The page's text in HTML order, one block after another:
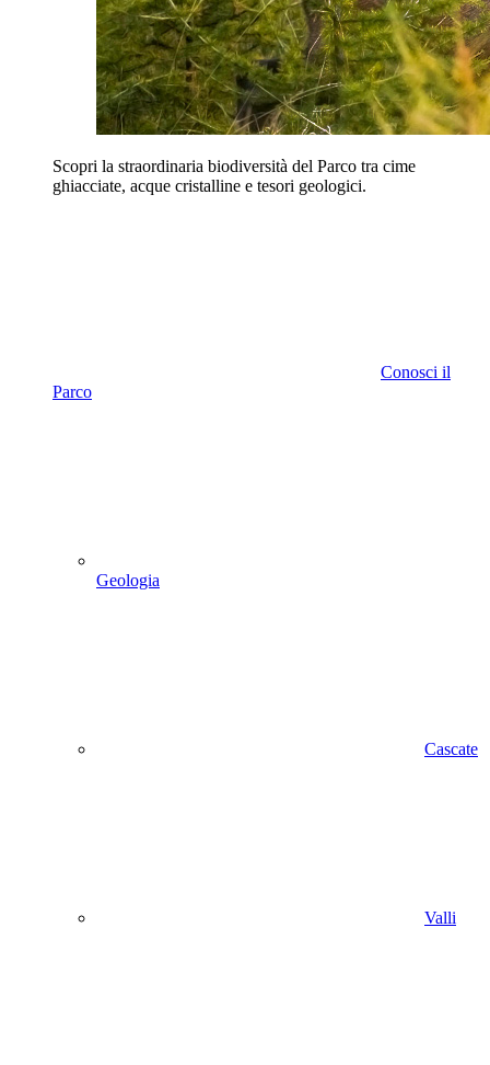
Scopri la straordinaria biodiversità del Parco tra cime
ghiacciate, acque cristalline e tesori geologici.
Conosci il
Parco
Geologia
Cascate
Valli